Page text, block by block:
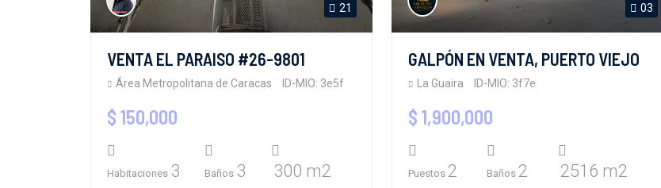
21
VENTA EL PARAISO #26-9801
Área Metropolitana de Caracas ID-MIO: 3e5f
$ 150,000
Habitaciones 3 Baños 3 300 m2
03
GALPÓN EN VENTA, PUERTO VIEJO
La Guaira ID-MIO: 3f7e
$ 1,900,000
Puestos 2 Baños 2 2516 m2